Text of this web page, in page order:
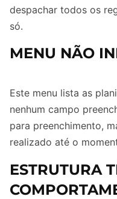
despachar todos os
só.
MENU NÃO
Este menu lista as
nenhum campo
para preenchimento,
realizado até o
ESTRUTURA